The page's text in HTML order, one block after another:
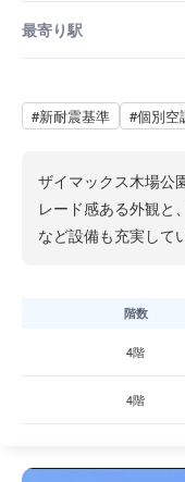
最寄り駅
#新耐震基準 #個別空
ザイマックス木場公
レード感ある外観と
など設備も充実して
階数
4階
4階